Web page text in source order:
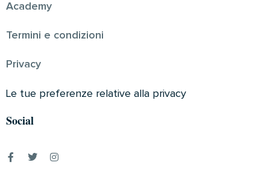
Academy
Termini e condizioni
Privacy
Le tue preferenze relative alla privacy
Social